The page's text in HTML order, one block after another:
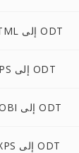
HTML إلى ODT
WPS إلى ODT
MOBI إلى ODT
OXPS إلى ODT